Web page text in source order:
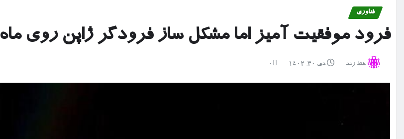
فناوری
فرود موفقیت آمیز اما مشکل ساز فرودگر ژاپن روی ماه
خط رند دی ۳۰, ۱۴۰۲ 0